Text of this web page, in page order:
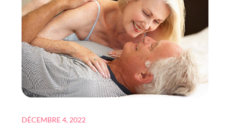
LES
HORLOGES
ANCIENNES
Posted
DÉCEMBRE 4, 2022